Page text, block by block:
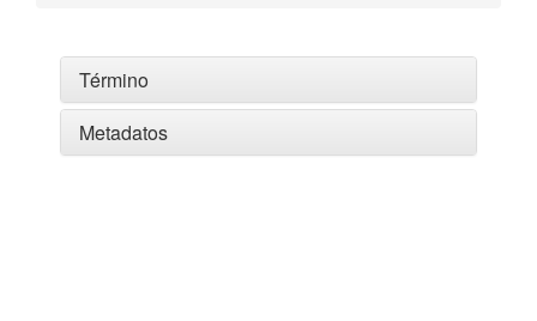
Término
Metadatos